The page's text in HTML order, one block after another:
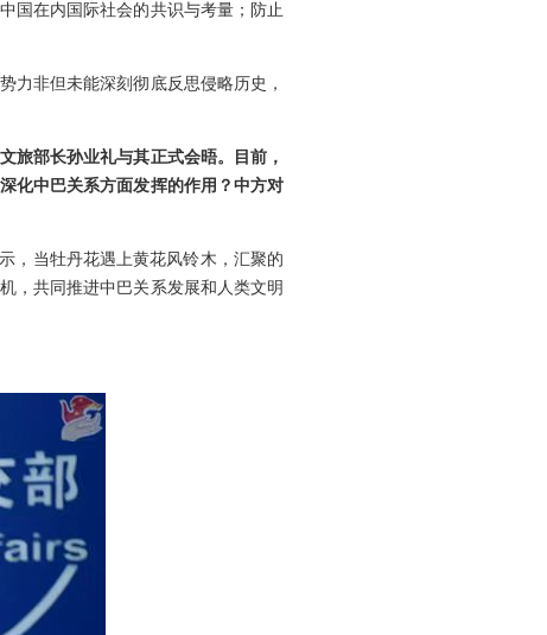
国在内国际社会的共识与考量；防止
力非但未能深刻彻底反思侵略历史，
旅部长孙业礼与其正式会晤。目前，
化中巴关系方面发挥的作用？中方对
，当牡丹花遇上黄花风铃木，汇聚的
，共同推进中巴关系发展和人类文明